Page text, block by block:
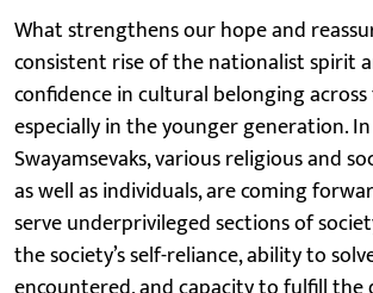
What strengthens our hope and
consistent rise of the nationalist spirit
confidence in cultural belonging
especially in the younger generation.
Swayamsevaks, various religious and
as well as individuals, are coming
serve underprivileged sections of
the society’s self-reliance, ability to